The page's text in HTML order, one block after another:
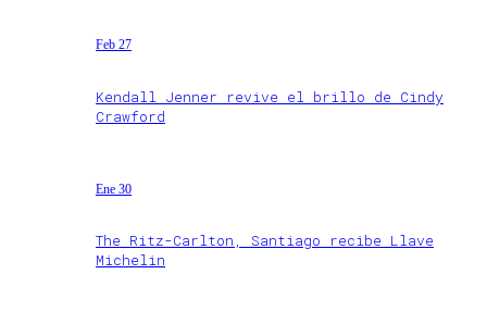
Feb 27
Kendall Jenner revive el brillo de Cindy
Crawford
Ene 30
The Ritz-Carlton, Santiago recibe Llave
Michelin